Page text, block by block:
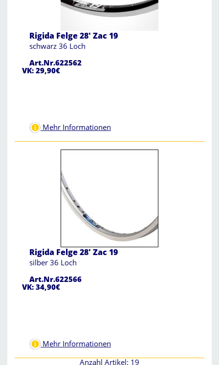
Rigida Felge 28' Zac 19
schwarz 36 Loch
Art.Nr.622562
VK: 29,90€
Mehr Informationen
Rigida Felge 28' Zac 19
silber 36 Loch
Art.Nr.622566
VK: 34,90€
Mehr Informationen
Anzahl Artikel: 19